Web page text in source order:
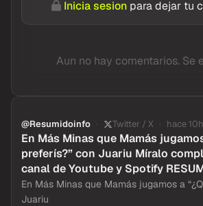
Inicia sesion para dejar tu
Aun no hay comentarios. Se
@Resumidoinfo Twitter / X hace 10h
En Más Minas que Mamás
preferís?” con Juariu Míralo
canal de Youtube y Spotify
En Más Minas que Mamás jugamos a
Juariu